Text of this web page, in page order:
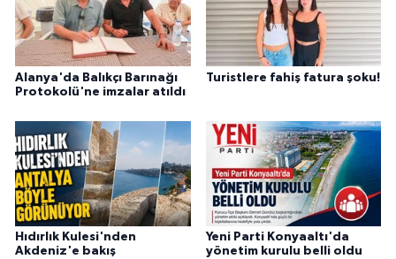
Alanya'da Balıkçı Barınağı
Protokolü'ne imzalar atıldı
Turistlere fahiş fatura şoku!
Hıdırlık Kulesi'nden
Akdeniz'e bakış
Yeni Parti Konyaaltı'da
yönetim kurulu belli oldu